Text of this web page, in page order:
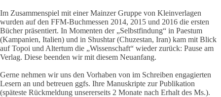
Im Zusammenspiel mit einer Mainzer Gruppe von Kleinverlagen
wurden auf den FFM-Buchmessen 2014, 2015 und 2016 die ersten
Bücher präsentiert. In Momenten der „Selbstfindung“ in Paestum
(Kampanien, Italien) und in Shushtar (Chuzestan, Iran) kam mit Blick
auf Topoi und Altertum die „Wissenschaft“ wieder zurück: Pause am
Verlag. Diese beenden wir mit diesem Neuanfang.
Gerne nehmen wir uns den Vorhaben von im Schreiben engagierten
Lesern an und betreuen ggfs. Ihre Manuskripte zur Publikation
(späteste Rückmeldung unsererseits 2 Monate nach Erhalt des Ms.).